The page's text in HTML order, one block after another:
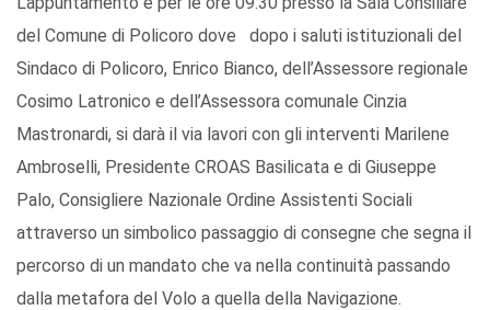
del Comune di Policoro dove dopo i saluti istituzionali del
Sindaco di Policoro, Enrico Bianco, dell’Assessore regionale
Cosimo Latronico e dell’Assessora comunale Cinzia
Mastronardi, si darà il via lavori con gli interventi Marilene
Ambroselli, Presidente CROAS Basilicata e di Giuseppe
Palo, Consigliere Nazionale Ordine Assistenti Sociali
attraverso un simbolico passaggio di consegne che segna il
percorso di un mandato che va nella continuità passando
dalla metafora del Volo a quella della Navigazione.